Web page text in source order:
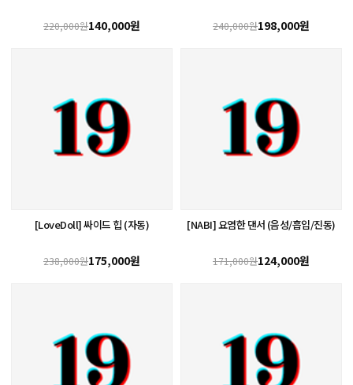
220,000원140,000원 240,000원198,000원
[LoveDoll] 싸이드 힙 (자동)
238,000원175,000원
[NABI] 요염한 댄서 (음성/흡입/진동)
171,000원124,000원